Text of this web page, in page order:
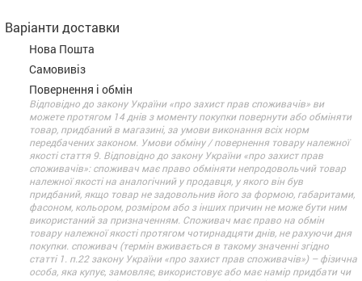
Варіанти доставки
Нова Пошта
Самовивіз
Повернення і обмін
Відповідно до закону України «про захист прав споживачів» ви
можете протягом 14 днів з моменту покупки повернути або обміняти
товар, придбаний в магазині, за умови виконання всіх норм
передбачених законом. Умови обміну / повернення товару належної
якості стаття 9. Відповідно до закону України «про захист прав
споживачів»: споживач має право обміняти непродовольчий товар
належної якості на аналогічний у продавця, у якого він був
придбаний, якщо товар не задовольнив його за формою, габаритами,
фасоном, кольором, розміром або з інших причин не може бути ним
використаний за призначенням. Споживач має право на обмін
товару належної якості протягом чотирнадцяти днів, не рахуючи дня
покупки. споживач (термін вживається в такому значенні згідно
статті 1. п.22 закону України «про захист прав споживачів») – фізична
особа, яка купує, замовляє, використовує або має намір придбати чи